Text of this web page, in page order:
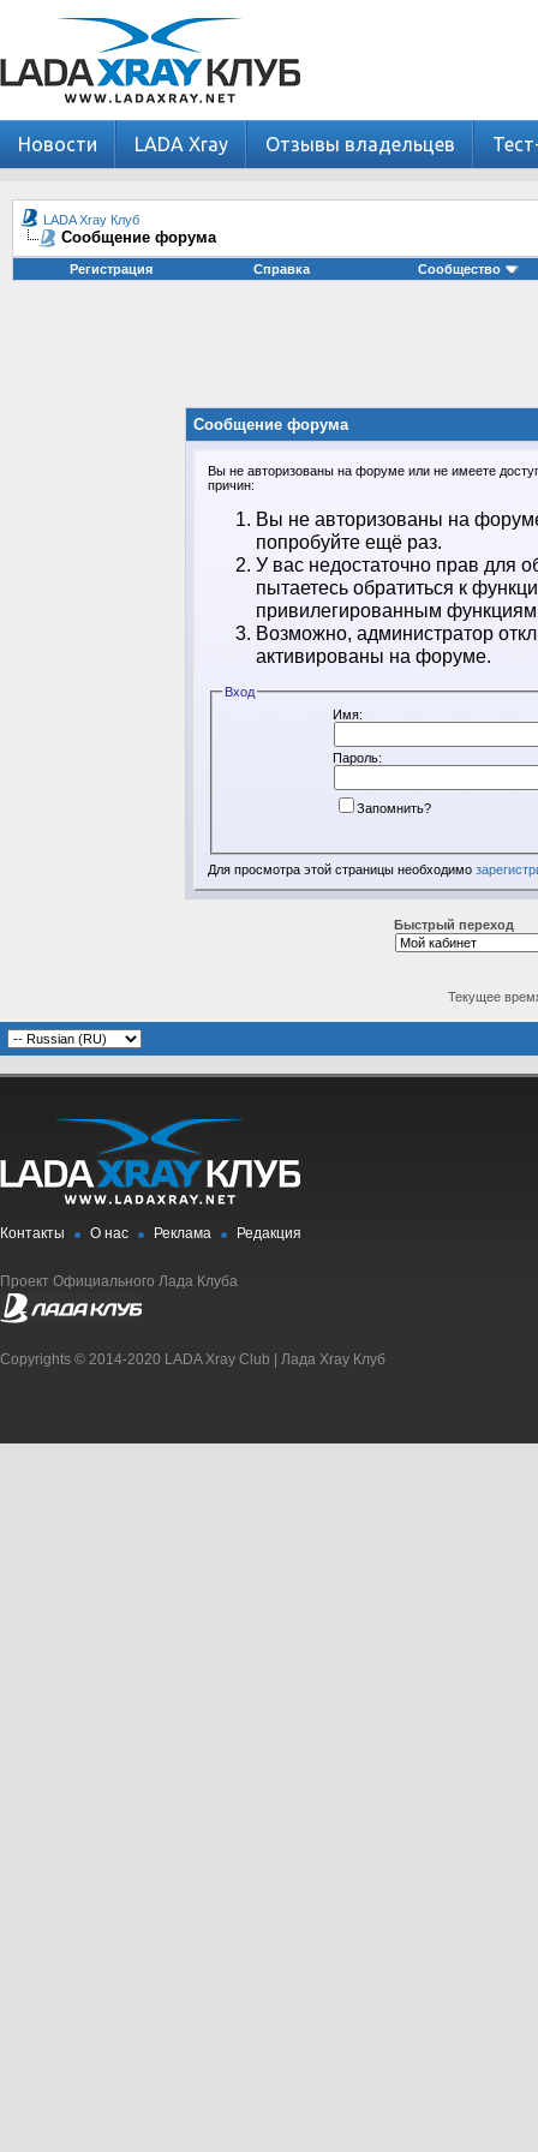
Новости LADA Xray Отзывы владельцев
LADA Xray Клуб
Сообщение форума
Регистрация Справка Сообщество
Сообщение форума
Вы не авторизованы на форуме или не имеете
причин:
Вы не авторизованы на
попробуйте ещё раз.
У вас недостаточно прав для
пытаетесь обратиться к
привилегированным
Возможно, администратор
активированы на форуме.
Вход
Имя:
Пароль:
Запомнить?
Для просмотра этой страницы необходимо
Быстрый переход
Текущее
Контакты О нас Реклама Редакция
Проект Официального Лада Клуба
Copyrights © 2014-2020 LADA Xray Club | Лада Xray Клуб